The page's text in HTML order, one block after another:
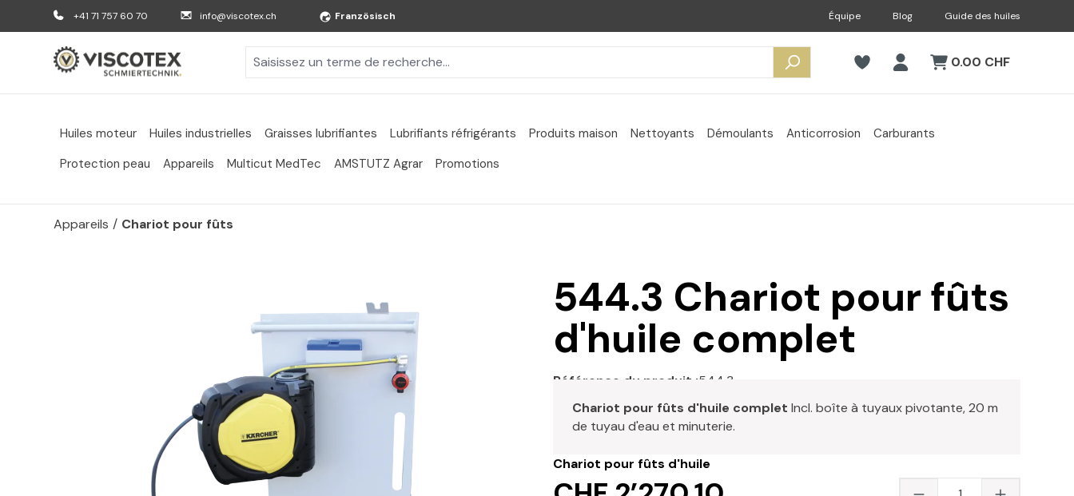
au contenu principal
Aller à la recherche
Aller à la navigation principale
+41 71 757 60 70 info@viscotex.ch Französisch Équipe Blog Guide des huiles
0.00 CHF
Huiles moteur Huiles industrielles Graisses lubrifiantes Lubrifiants réfrigérants Produits maison Nettoyants Démoulants Anticorrosion
Carburants
Protection peau
Appareils Multicut MedTec AMSTUTZ Agrar Promotions
Appareils / Chariot pour fûts
544.3 Chariot pour fûts
d'huile complet
Référence du produit :544.3
Chariot pour fûts d'huile complet Incl. boîte à tuyaux pivotante, 20 m
de tuyau d'eau et minuterie.
Chariot pour fûts d'huile
Quantité du